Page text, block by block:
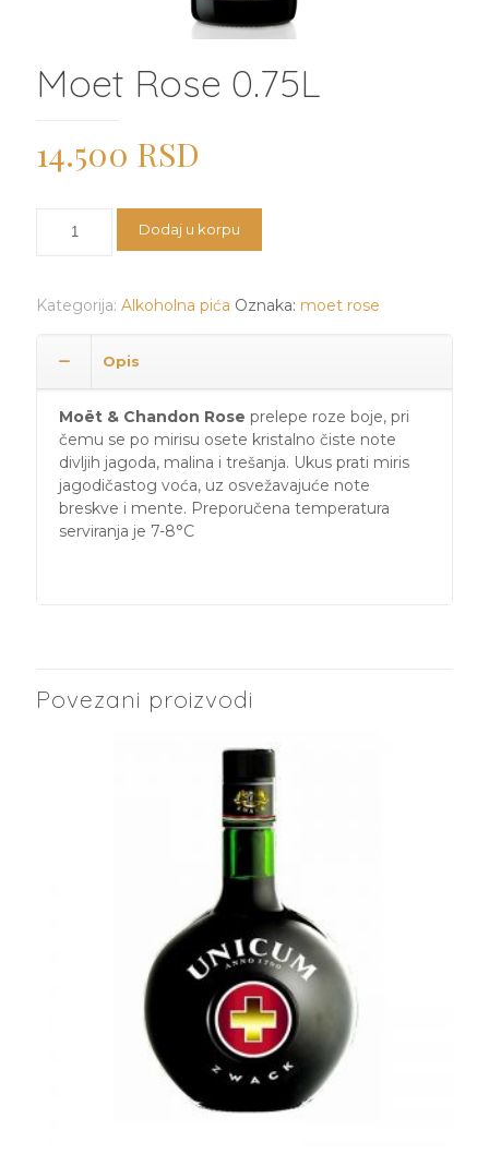
Moet Rose 0.75L
14.500 RSD
Rose
Dodaj u korpu
Kategorija: Alkoholna pića Oznaka: moet rose
Opis
Moët & Chandon Rose prelepe roze boje, pri
čemu se po mirisu osete kristalno čiste note
divljih jagoda, malina i trešanja. Ukus prati miris
jagodičastog voća, uz osvežavajuće note
breskve i mente. Preporučena temperatura
serviranja je 7-8°C
Povezani proizvodi